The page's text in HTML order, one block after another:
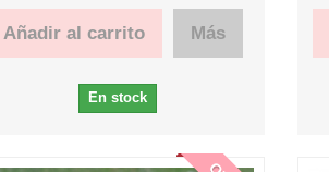
Añadir al carrito Más
En stock